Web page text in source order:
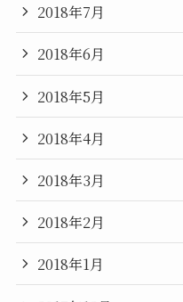
2018年7月
2018年6月
2018年5月
2018年4月
2018年3月
2018年2月
2018年1月